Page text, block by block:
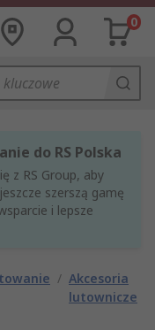
0
do RS Polska
z RS Group, aby
szerszą gamę
i lepsze
/ Akcesoria
lutownicze